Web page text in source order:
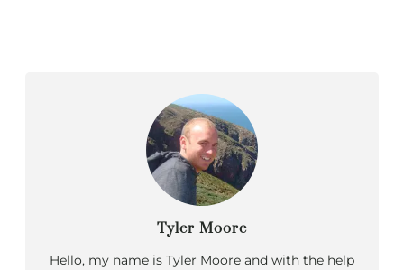
Tyler Moore
Hello, my name is Tyler Moore and with the help